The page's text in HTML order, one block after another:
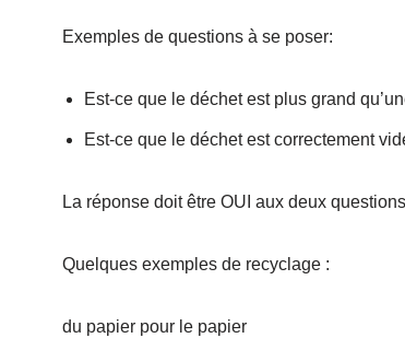
Exemples de questions à se poser:
Est-ce que le déchet est plus grand
Est-ce que le déchet est correctement
La réponse doit être OUI aux deux
Quelques exemples de recyclage :
du papier pour le papier